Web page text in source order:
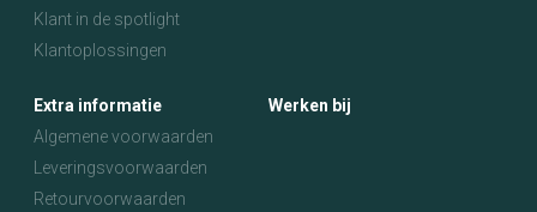
Klant in de spotlight
Klantoplossingen
Extra informatie
Algemene voorwaarden
Leveringsvoorwaarden
Retourvoorwaarden
Werken bij